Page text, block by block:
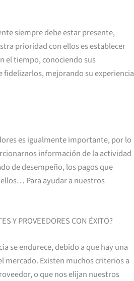
siempre debe estar presente,
prioridad con ellos es establecer
el tiempo, conociendo sus
fidelizarlos, mejorando su experiencia
es igualmente importante, por lo
información de la actividad
de desempeño, los pagos que
Para ayudar a nuestros
Y PROVEEDORES CON ÉXITO?
se endurece, debido a que hay una
mercado. Existen muchos criterios a
o que nos elijan nuestros